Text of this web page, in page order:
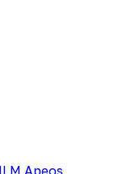
Apeos